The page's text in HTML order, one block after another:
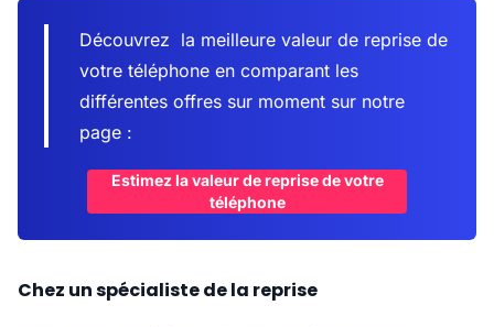
Découvrez la meilleure valeur de reprise de
votre téléphone en comparant les
différentes offres sur moment sur notre
page :
Estimez la valeur de reprise de votre
téléphone
Chez un spécialiste de la reprise